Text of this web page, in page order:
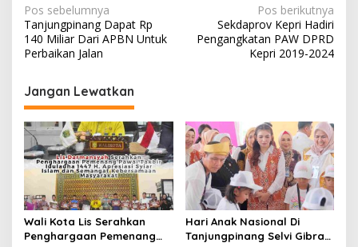
N
a
v
i
g
a
s
i
p
o
s
Pos sebelumnya
Tanjungpinang Dapat Rp
140 Miliar Dari APBN Untuk
Perbaikan Jalan
Pos berikutnya
Sekdaprov Kepri Hadiri
Pengangkatan PAW DPRD
Kepri 2019-2024
Jangan Lewatkan
Wali Kota Lis Serahkan
Penghargaan Pemenang
Hari Anak Nasional Di
Tanjungpinang Selvi Gibran